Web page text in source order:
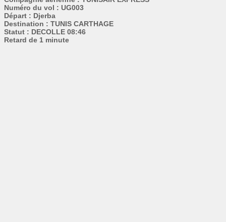
Numéro du vol : UG003
Départ : Djerba
Destination : TUNIS CARTHAGE
Statut : DECOLLE 08:46
Retard de 1 minute